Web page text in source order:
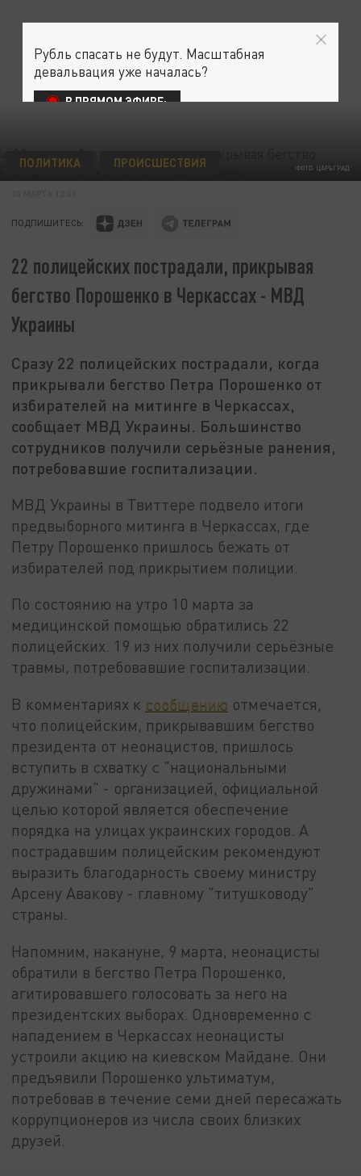
ФОТО: ЦАРЬГРАД
ПОЛИТИКА ПРОИСШЕСТВИЯ
ПОДПИШИТЕСЬ:
22 полицейских пострадали, прикрывая
бегство Порошенко в Черкассах - МВД
Украины
Сразу 22 полицейских пострадали, когда
прикрывали бегство Петра Порошенко от
избирателей на митинге в Черкассах,
сообщает МВД Украины. Большинство
сотрудников получили серьёзные ранения,
потребовавшие госпитализации.
МВД Украины в Твиттере подвело итоги
предвыборного митинга в Черкассах, где
Петру Порошенко пришлось бежать от
избирателей под прикрытием полиции.
По состоянию на утро 10 марта за
медицинской помощью обратились 22
полицейских. 19 из них получили серьёзные
травмы, потребовавшие госпитализации.
В комментариях к сообщению отмечается,
что полицейским, прикрывавшим бегство
президента от неонацистов, пришлось
вступить в схватку с "национальными
дружинами" - организацией, официальной
целью которой является обеспечение
порядка на улицах украинских городов. А
пострадавшим полицейским рекомендуют
выразить благодарность своему министру
Арсену Авакову - главному "титушководу"
страны.
Напомним, накануне, 9 марта, неонацисты
обратили в бегство Петра Порошенко,
агитировавшего голосовать за него на
президентских выборах. Одновременно с
нападением в Черкассах неонацисты
устроили акцию на киевском Майдане. Они
предъявили Порошенко ультиматум,
потребовав в течение семи дней пересажать
коррупционеров из числа своих близких
друзей.
Рубль спасать не будут. Масштабная
девальвация уже началась?
В ПРЯМОМ ЭФИРЕ: